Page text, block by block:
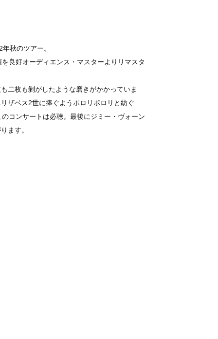
秋のツアー。
良好オーディエンス・マスターよりリマスタ
二枚も剝がしたような磨きがかかっていま
ザベス2世に捧ぐようポロリポロリと紡ぐ
のコンサートは必聴。最後にジミー・ヴォーン
ます。